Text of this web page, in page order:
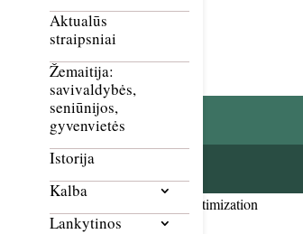
Aktualūs
straipsniai
Žemaitija:
savivaldybės,
seniūnijos,
gyvenvietės
Istorija
Kalba
Lankytinos
Smush Image Compression and Optimization